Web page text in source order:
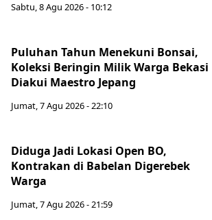
Sabtu, 8 Agu 2026 - 10:12
Puluhan Tahun Menekuni Bonsai,
Koleksi Beringin Milik Warga Bekasi
Diakui Maestro Jepang
Jumat, 7 Agu 2026 - 22:10
Diduga Jadi Lokasi Open BO,
Kontrakan di Babelan Digerebek
Warga
Jumat, 7 Agu 2026 - 21:59